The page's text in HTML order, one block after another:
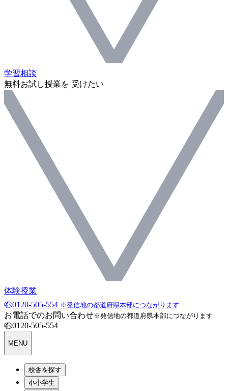
学習相談
無料お試し授業を 受けたい
体験授業
0120-505-554 ※発信地の都道府県本部につながります
お電話でのお問い合わせ※発信地の都道府県本部につながります
0120-505-554
MENU
校舎を探す
小学生